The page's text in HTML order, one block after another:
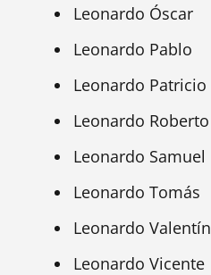
Leonardo Óscar
Leonardo Pablo
Leonardo Patricio
Leonardo Roberto
Leonardo Samuel
Leonardo Tomás
Leonardo Valentín
Leonardo Vicente